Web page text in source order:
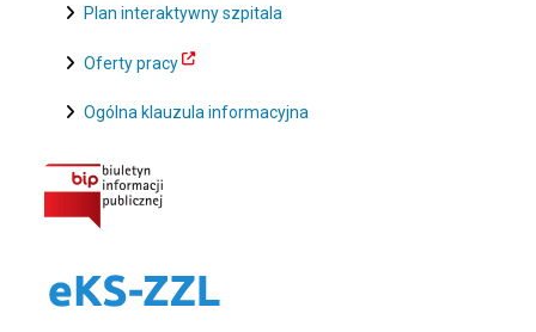
Plan interaktywny szpitala
Oferty pracy
Ogólna klauzula informacyjna